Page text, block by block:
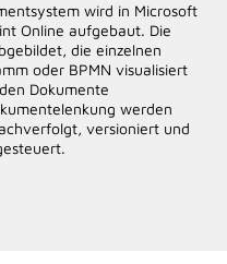
wird in Microsoft
Online aufgebaut. Die
die einzelnen
oder BPMN visualisiert
Dokumente
werden
versioniert und